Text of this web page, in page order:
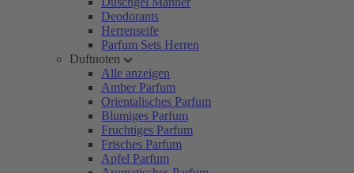
Deodorants
Herrenseife
Parfum Sets Herren
Duftnoten
Alle anzeigen
Amber Parfum
Orientalisches Parfum
Blumiges Parfum
Fruchtiges Parfum
Frisches Parfum
Apfel Parfum